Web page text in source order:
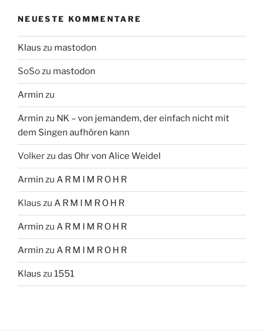
NEUESTE KOMMENTARE
Klaus zu mastodon
SoSozu mastodon
Armin zu
Armin zu NK – von jemandem, der einfach nicht mit
dem Singen aufhören kann
Volkerzu das Ohr von Alice Weidel
Armin zu A R M I M R O H R
Klaus zu A R M I M R O H R
Armin zu A R M I M R O H R
Armin zu A R M I M R O H R
Klaus zu 1551